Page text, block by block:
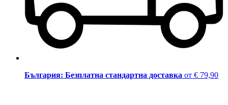
България: Безплатна стандартна доставка от € 79,90